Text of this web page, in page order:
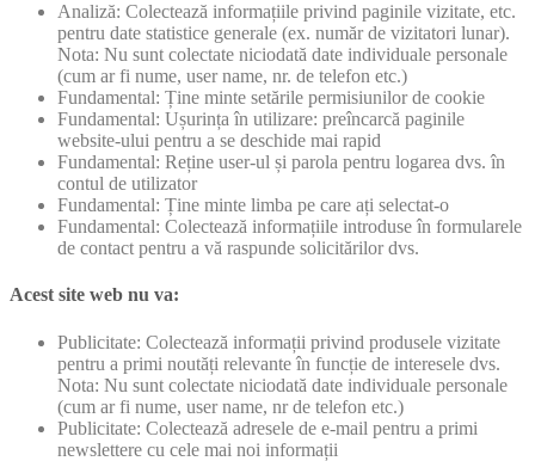
Analiză: Colectează informațiile privind paginile vizitate, etc.
pentru date statistice generale (ex. număr de vizitatori lunar).
Nota: Nu sunt colectate niciodată date individuale personale
(cum ar fi nume, user name, nr. de telefon etc.)
Fundamental: Ține minte setările permisiunilor de cookie
Fundamental: Ușurința în utilizare: preîncarcă paginile
website-ului pentru a se deschide mai rapid
Fundamental: Reține user-ul și parola pentru logarea dvs. în
contul de utilizator
Fundamental: Ține minte limba pe care ați selectat-o
Fundamental: Colectează informațiile introduse în formularele
de contact pentru a vă raspunde solicitărilor dvs.
Acest site web nu va:
Publicitate: Colectează informații privind produsele vizitate
pentru a primi noutăți relevante în funcție de interesele dvs.
Nota: Nu sunt colectate niciodată date individuale personale
(cum ar fi nume, user name, nr de telefon etc.)
Publicitate: Colectează adresele de e-mail pentru a primi
newslettere cu cele mai noi informații